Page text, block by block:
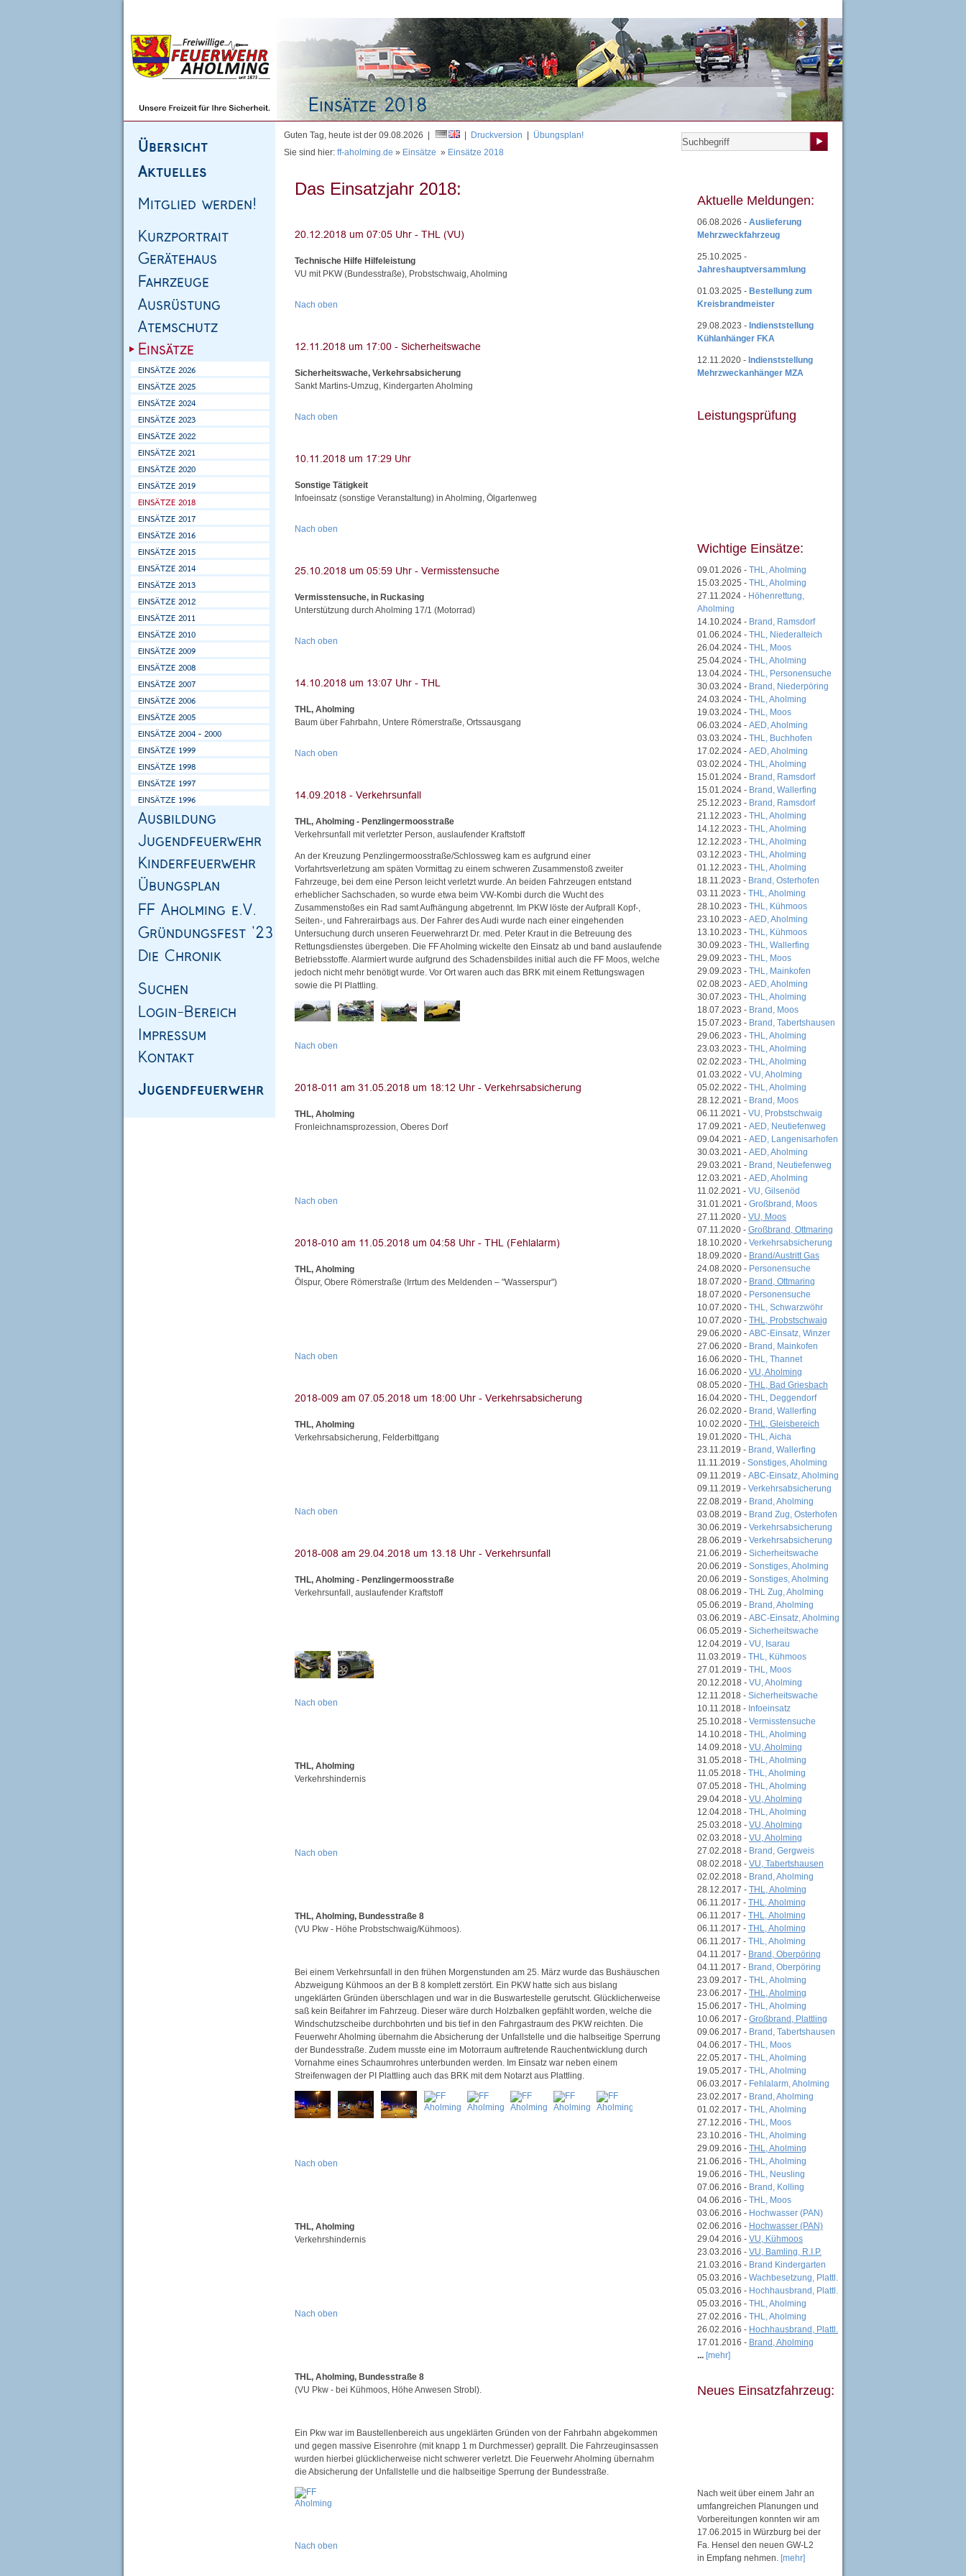
Guten Tag, heute ist der 09.08.2026 | Druckversion
Übungsplan!
Sie sind hier: ff-aholming.de » Einsätze » Einsätze 2018
Das Einsatzjahr 2018:
Technische Hilfe Hilfeleistung
VU mit PKW (Bundesstraße), Probstschwaig, Aholming
Nach oben
Sicherheitswache, Verkehrsabsicherung
Sankt Martins-Umzug, Kindergarten Aholming
Nach oben
Sonstige Tätigkeit
Infoeinsatz (sonstige Veranstaltung) in Aholming, Ölgartenweg
Nach oben
Vermisstensuche, in Ruckasing
Unterstützung durch Aholming 17/1 (Motorrad)
Nach oben
THL, Aholming
Baum über Fahrbahn, Untere Römerstraße, Ortssausgang
Nach oben
THL, Aholming - Penzlingermoosstraße
Verkehrsunfall mit verletzter Person, auslaufender Kraftstoff
An der Kreuzung Penzlingermoosstraße/Schlossweg kam es aufgrund einer
Vorfahrtsverletzung am späten Vormittag zu einem schweren Zusammenstoß zweiter
Fahrzeuge, bei dem eine Person leicht verletzt wurde. An beiden Fahrzeugen entstand
erheblicher Sachschaden, so wurde etwa beim VW-Kombi durch die Wucht des
Zusammenstoßes ein Rad samt Aufhängung abgetrennt. Im PKW löste der Aufprall Kopf-,
Seiten-, und Fahrerairbags aus. Der Fahrer des Audi wurde nach einer eingehenden
Untersuchung durch unseren Feuerwehrarzt Dr. med. Peter Kraut in die Betreuung des
Rettungsdienstes übergeben. Die FF Aholming wickelte den Einsatz ab und band auslaufende
Betriebsstoffe. Alarmiert wurde aufgrund des Schadensbildes initial auch die FF Moos, welche
jedoch nicht mehr benötigt wurde. Vor Ort waren auch das BRK mit einem Rettungswagen
sowie die PI Plattling.
Nach oben
THL, Aholming
Fronleichnamsprozession, Oberes Dorf
Nach oben
THL, Aholming
Ölspur, Obere Römerstraße (Irrtum des Meldenden – "Wasserspur")
Nach oben
THL, Aholming
Verkehrsabsicherung, Felderbittgang
Nach oben
THL, Aholming - Penzlingermoosstraße
Verkehrsunfall, auslaufender Kraftstoff
Nach oben
THL, Aholming
Verkehrshindernis
Nach oben
THL, Aholming, Bundesstraße 8
(VU Pkw - Höhe Probstschwaig/Kühmoos).
Bei einem Verkehrsunfall in den frühen Morgenstunden am 25. März wurde das Bushäuschen
Abzweigung Kühmoos an der B 8 komplett zerstört. Ein PKW hatte sich aus bislang
ungeklärten Gründen überschlagen und war in die Buswartestelle gerutscht. Glücklicherweise
saß kein Beifahrer im Fahrzeug. Dieser wäre durch Holzbalken gepfählt worden, welche die
Windschutzscheibe durchbohrten und bis tief in den Fahrgastraum des PKW reichten. Die
Feuerwehr Aholming übernahm die Absicherung der Unfallstelle und die halbseitige Sperrung
der Bundesstraße. Zudem musste eine im Motorraum auftretende Rauchentwicklung durch
Vornahme eines Schaumrohres unterbunden werden. Im Einsatz war neben einem
Streifenwagen der PI Plattling auch das BRK mit dem Notarzt aus Plattling.
Nach oben
THL, Aholming
Verkehrshindernis
Nach oben
THL, Aholming, Bundesstraße 8
(VU Pkw - bei Kühmoos, Höhe Anwesen Strobl).
Ein Pkw war im Baustellenbereich aus ungeklärten Gründen von der Fahrbahn abgekommen
und gegen massive Eisenrohre (mit knapp 1 m Durchmesser) geprallt. Die Fahrzeuginsassen
wurden hierbei glücklicherweise nicht schwerer verletzt. Die Feuerwehr Aholming übernahm
die Absicherung der Unfallstelle und die halbseitige Sperrung der Bundesstraße.
Nach oben
Aktuelle Meldungen:
06.08.2026 - Auslieferung
Mehrzweckfahrzeug
25.10.2025 -
Jahreshauptversammlung
01.03.2025 - Bestellung zum
Kreisbrandmeister
29.08.2023 - Indienststellung
Kühlanhänger FKA
12.11.2020 - Indienststellung
Mehrzweckanhänger MZA
Leistungsprüfung
Wichtige Einsätze:
09.01.2026 - THL, Aholming
15.03.2025 - THL, Aholming
27.11.2024 - Höhenrettung,
Aholming
14.10.2024 - Brand, Ramsdorf
01.06.2024 - THL, Niederalteich
26.04.2024 - THL, Moos
25.04.2024 - THL, Aholming
13.04.2024 - THL, Personensuche
30.03.2024 - Brand, Niederpöring
24.03.2024 - THL, Aholming
19.03.2024 - THL, Moos
06.03.2024 - AED, Aholming
03.03.2024 - THL, Buchhofen
17.02.2024 - AED, Aholming
03.02.2024 - THL, Aholming
15.01.2024 - Brand, Ramsdorf
15.01.2024 - Brand, Wallerfing
25.12.2023 - Brand, Ramsdorf
21.12.2023 - THL, Aholming
14.12.2023 - THL, Aholming
12.12.2023 - THL, Aholming
03.12.2023 - THL, Aholming
01.12.2023 - THL, Aholming
18.11.2023 - Brand, Osterhofen
03.11.2023 - THL, Aholming
28.10.2023 - THL, Kühmoos
23.10.2023 - AED, Aholming
13.10.2023 - THL, Kühmoos
30.09.2023 - THL, Wallerfing
29.09.2023 - THL, Moos
29.09.2023 - THL, Mainkofen
02.08.2023 - AED, Aholming
30.07.2023 - THL, Aholming
18.07.2023 - Brand, Moos
15.07.2023 - Brand, Tabertshausen
29.06.2023 - THL, Aholming
23.03.2023 - THL, Aholming
02.02.2023 - THL, Aholming
01.03.2022 - VU, Aholming
05.02.2022 - THL, Aholming
28.12.2021 - Brand, Moos
06.11.2021 - VU, Probstschwaig
17.09.2021 - AED, Neutiefenweg
09.04.2021 - AED, Langenisarhofen
30.03.2021 - AED, Aholming
29.03.2021 - Brand, Neutiefenweg
12.03.2021 - AED, Aholming
11.02.2021 - VU, Gilsenöd
31.01.2021 - Großbrand, Moos
27.11.2020 - VU, Moos
07.11.2020 - Großbrand, Ottmaring
18.10.2020 - Verkehrsabsicherung
18.09.2020 - Brand/Austritt Gas
24.08.2020 - Personensuche
18.07.2020 - Brand, Ottmaring
18.07.2020 - Personensuche
10.07.2020 - THL, Schwarzwöhr
10.07.2020 - THL, Probstschwaig
29.06.2020 - ABC-Einsatz, Winzer
27.06.2020 - Brand, Mainkofen
16.06.2020 - THL, Thannet
16.06.2020 - VU, Aholming
08.05.2020 - THL, Bad Griesbach
16.04.2020 - THL, Deggendorf
26.02.2020 - Brand, Wallerfing
10.02.2020 - THL, Gleisbereich
19.01.2020 - THL, Aicha
23.11.2019 - Brand, Wallerfing
11.11.2019 - Sonstiges, Aholming
09.11.2019 - ABC-Einsatz, Aholming
09.11.2019 - Verkehrsabsicherung
22.08.2019 - Brand, Aholming
03.08.2019 - Brand Zug, Osterhofen
30.06.2019 - Verkehrsabsicherung
28.06.2019 - Verkehrsabsicherung
21.06.2019 - Sicherheitswache
20.06.2019 - Sonstiges, Aholming
20.06.2019 - Sonstiges, Aholming
08.06.2019 - THL Zug, Aholming
05.06.2019 - Brand, Aholming
03.06.2019 - ABC-Einsatz, Aholming
06.05.2019 - Sicherheitswache
12.04.2019 - VU, Isarau
11.03.2019 - THL, Kühmoos
27.01.2019 - THL, Moos
20.12.2018 - VU, Aholming
12.11.2018 - Sicherheitswache
10.11.2018 - Infoeinsatz
25.10.2018 - Vermisstensuche
14.10.2018 - THL, Aholming
14.09.2018 - VU, Aholming
31.05.2018 - THL, Aholming
11.05.2018 - THL, Aholming
07.05.2018 - THL, Aholming
29.04.2018 - VU, Aholming
12.04.2018 - THL, Aholming
25.03.2018 - VU, Aholming
02.03.2018 - VU, Aholming
27.02.2018 - Brand, Gergweis
08.02.2018 - VU, Tabertshausen
02.02.2018 - Brand, Aholming
28.12.2017 - THL, Aholming
06.11.2017 - THL, Aholming
06.11.2017 - THL, Aholming
06.11.2017 - THL, Aholming
06.11.2017 - THL, Aholming
04.11.2017 - Brand, Oberpöring
04.11.2017 - Brand, Oberpöring
23.09.2017 - THL, Aholming
23.06.2017 - THL, Aholming
15.06.2017 - THL, Aholming
10.06.2017 - Großbrand, Plattling
09.06.2017 - Brand, Tabertshausen
04.06.2017 - THL, Moos
22.05.2017 - THL, Aholming
19.05.2017 - THL, Aholming
06.03.2017 - Fehlalarm, Aholming
23.02.2017 - Brand, Aholming
01.02.2017 - THL, Aholming
27.12.2016 - THL, Moos
23.10.2016 - THL, Aholming
29.09.2016 - THL, Aholming
21.06.2016 - THL, Aholming
19.06.2016 - THL, Neusling
07.06.2016 - Brand, Kolling
04.06.2016 - THL, Moos
03.06.2016 - Hochwasser (PAN)
02.06.2016 - Hochwasser (PAN)
29.04.2016 - VU, Kühmoos
23.03.2016 - VU, Bamling, R.I.P.
21.03.2016 - Brand Kindergarten
05.03.2016 - Wachbesetzung, Plattl.
05.03.2016 - Hochhausbrand, Plattl.
05.03.2016 - THL, Aholming
27.02.2016 - THL, Aholming
26.02.2016 - Hochhausbrand, Plattl.
17.01.2016 - Brand, Aholming
... [mehr]
Neues Einsatzfahrzeug:
Nach weit über einem Jahr an
umfangreichen Planungen und
Vorbereitungen konnten wir am
17.06.2015 in Würzburg bei der
Fa. Hensel den neuen GW-L2
in Empfang nehmen. [mehr]